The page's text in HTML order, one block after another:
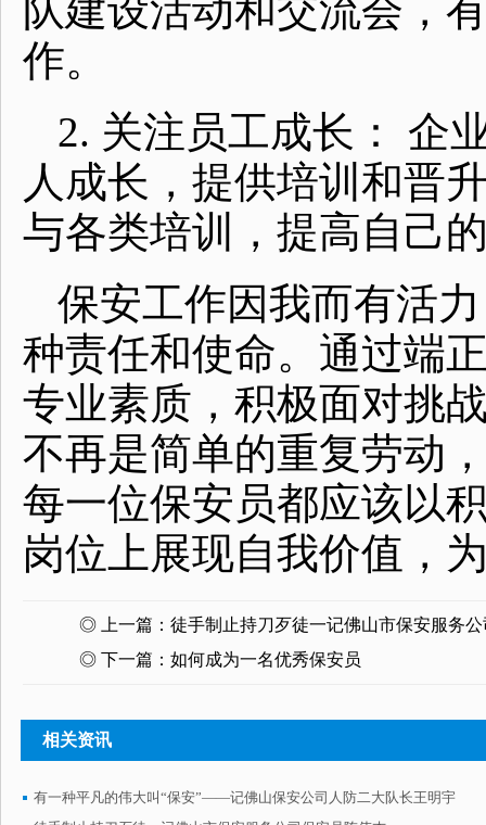
队建设活动和交流会，
作。
2. 关注员工成长： 企
人成长，提供培训和晋
与各类培训，提高自己
保安工作因我而有活
种责任和使命。通过端
专业素质，积极面对挑
不再是简单的重复劳动
每一位保安员都应该以
岗位上展现自我价值，
◎ 上一篇： 徒手制止持刀歹徒一记佛山市保安服务
◎ 下一篇： 如何成为一名优秀保安员
相关资讯
有一种平凡的伟大叫“保安”——记佛山保安公司人防二大队长王明宇